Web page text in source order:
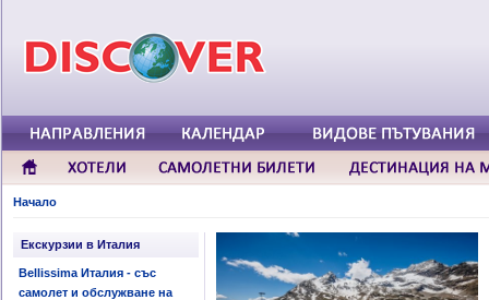
Начало
Екскурзии в Италия
Bellissima Италия - със
самолет и обслужване на